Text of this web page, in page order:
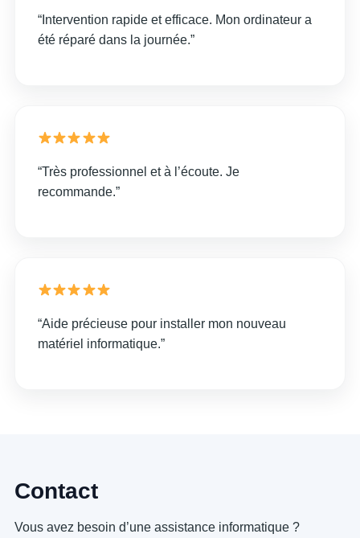
“Intervention rapide et efficace. Mon ordinateur a
été réparé dans la journée.”
“Très professionnel et à l’écoute. Je
recommande.”
“Aide précieuse pour installer mon nouveau
matériel informatique.”
Contact
Vous avez besoin d’une assistance informatique ?